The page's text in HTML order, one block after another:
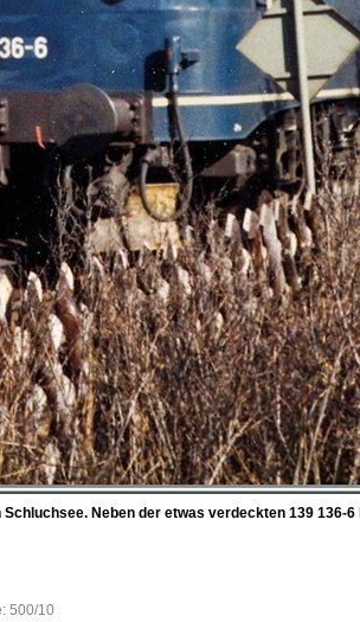
Neben der etwas verdeckten 139 136-6
500/10